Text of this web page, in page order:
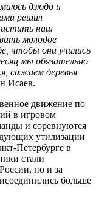
дзюдо и
решил
наш
молодое
чтобы они учились
мы обязательно
сажаем деревья
Исаев.
движение по
в игровом
и соревнуются
утилизации
Петербурге в
стали
но и за
больше